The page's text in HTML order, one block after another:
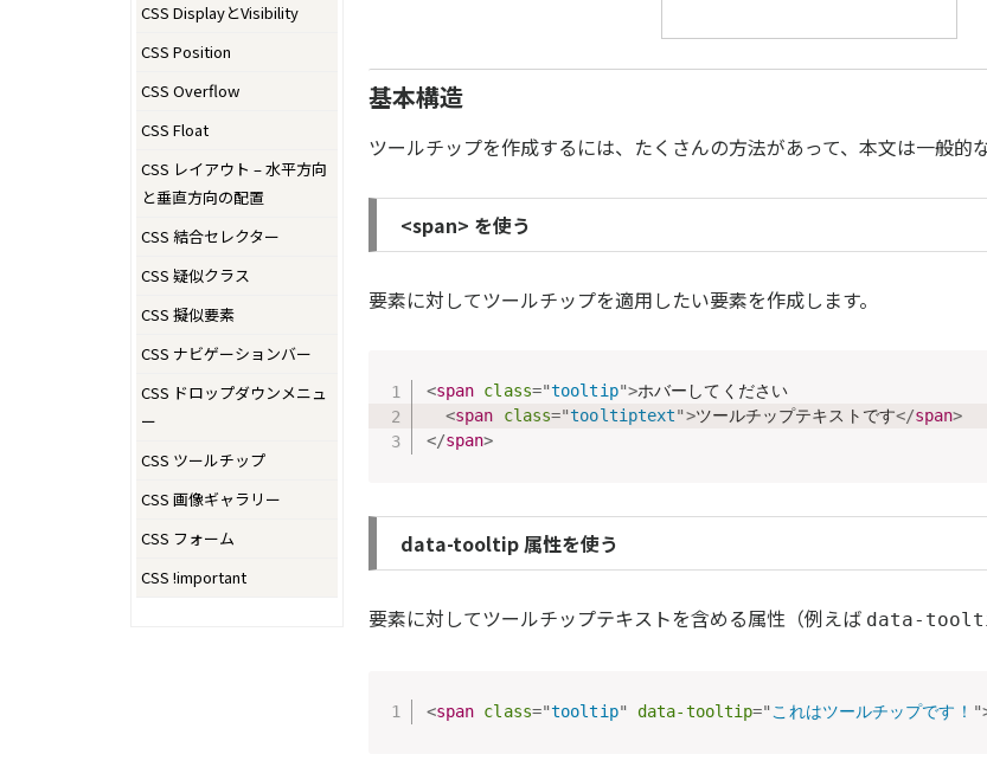
CSS DisplayとVisibility
CSS Position
CSS Overflow
CSS Float
CSS レイアウト – 水平方向
と垂直方向の配置
CSS 結合セレクター
CSS 疑似クラス
CSS 擬似要素
CSS ナビゲーションバー
CSS ドロップダウンメニュ
ー
CSS ツールチップ
CSS 画像ギャラリー
CSS フォーム
CSS !important
基本構造
ツールチップを作成するには、たくさんの方法があって、本文は一般的
<span> を使う
要素に対してツールチップを適用したい要素を作成します。
<span class="tooltip">ホバーしてください
<span class="tooltiptext">ツールチップテキストです</span>
</span>
data-tooltip 属性を使う
要素に対してツールチップテキストを含める属性（例えば data-
<span class="tooltip" data-tooltip="これはツールチップです！ "